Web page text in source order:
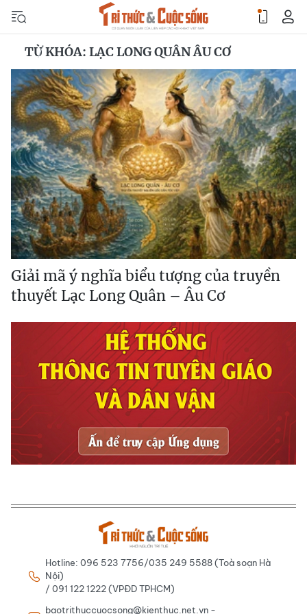
TỪ KHÓA: LẠC LONG QUÂN ÂU CƠ
Giải mã ý nghĩa biểu tượng của truyền
thuyết Lạc Long Quân – Âu Cơ
Hotline: 096 523 7756/035 249 5588 (Toà soạn Hà
Nội)
/ 091 122 1222 (VPĐD TPHCM)
baotrithuccuocsong@kienthuc.net.vn -